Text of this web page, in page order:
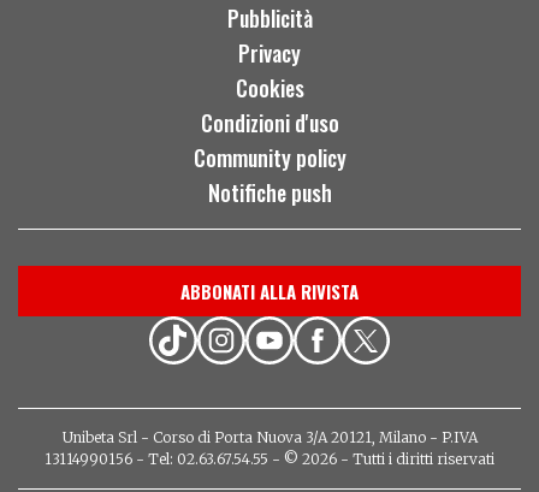
Pubblicità
Privacy
Cookies
Condizioni d'uso
Community policy
Notifiche push
ABBONATI ALLA RIVISTA
Unibeta Srl - Corso di Porta Nuova 3/A 20121, Milano - P.IVA
13114990156 - Tel: 02.63.67.54.55 - © 2026 - Tutti i diritti riservati